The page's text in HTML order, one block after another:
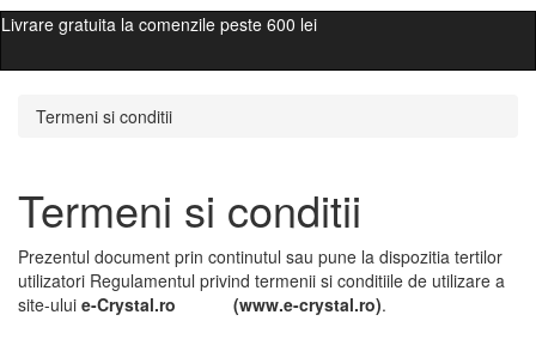
Livrare gratuita la comenzile peste 600 lei
Termeni si conditii
Termeni si conditii
Prezentul document prin continutul sau pune la dispozitia tertilor
utilizatori Regulamentul privind termenii si conditiile de utilizare a
site-ului e-Crystal.ro (www.e-crystal.ro).